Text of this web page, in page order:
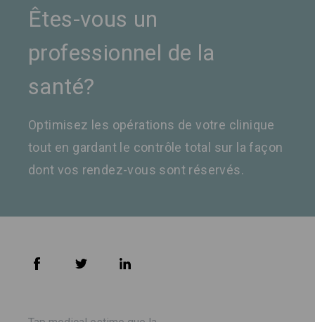
Êtes-vous un
professionnel de la
santé?
Optimisez les opérations de votre clinique
tout en gardant le contrôle total sur la façon
dont vos rendez-vous sont réservés.